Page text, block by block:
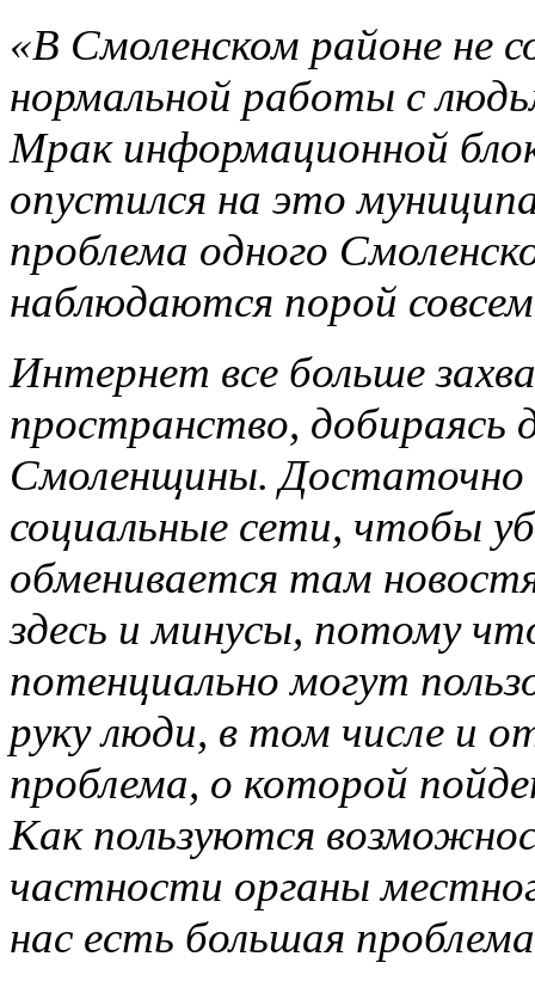
«В Смоленском районе не
нормальной работы с
Мрак информационной
опустился на это
проблема одного
наблюдаются порой
Интернет все больше
пространство, добираясь
Смоленщины. Достаточно
социальные сети, чтобы
обменивается там
здесь и минусы, потому
потенциально могут
руку люди, в том числе и
проблема, о которой
Как пользуются
частности органы
нас есть большая